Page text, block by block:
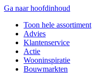
Ga naar hoofdinhoud
Toon hele assortiment
Advies
Klantenservice
Actie
Wooninspiratie
Bouwmarkten